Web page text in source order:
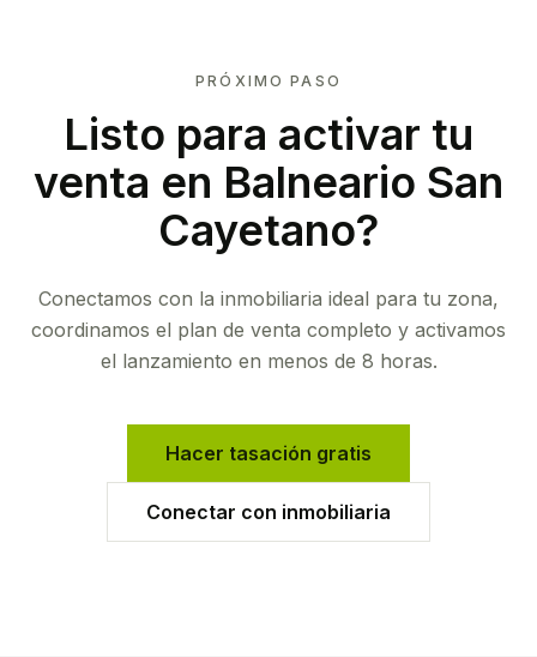
PRÓXIMO PASO
Listo para activar tu
venta en Balneario San
Cayetano?
Conectamos con la inmobiliaria ideal para tu zona,
coordinamos el plan de venta completo y activamos
el lanzamiento en menos de 8 horas.
Hacer tasación gratis
Conectar con inmobiliaria